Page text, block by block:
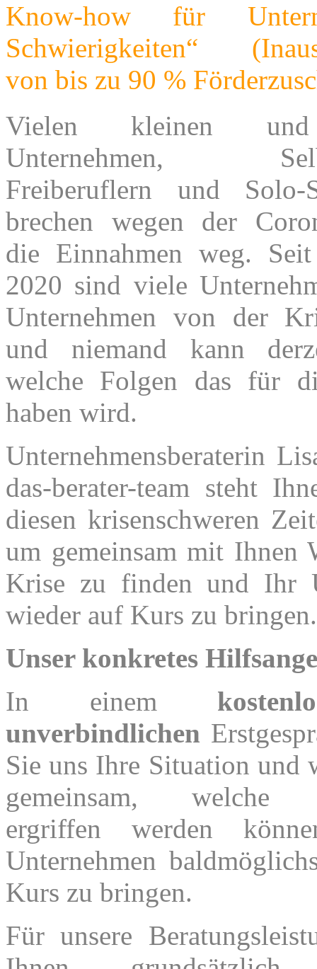
Know-how für
Schwierigkeiten“
von bis zu 90 %
Vielen kleinen
Unternehmen,
Freiberuflern und Solo-
brechen wegen der
die Einnahmen weg.
2020 sind viele
Unternehmen von der
und niemand kann
welche Folgen das für
haben wird.
Unternehmensberaterin
das-berater-team steht
diesen krisenschweren
um gemeinsam mit Ihnen
Krise zu finden und Ihr
wieder auf Kurs zu bringen.
Unser konkretes
In einem
unverbindlichen
Sie uns Ihre Situation und
gemeinsam, welche
ergriffen werden
Unternehmen
Kurs zu bringen.
Für unsere